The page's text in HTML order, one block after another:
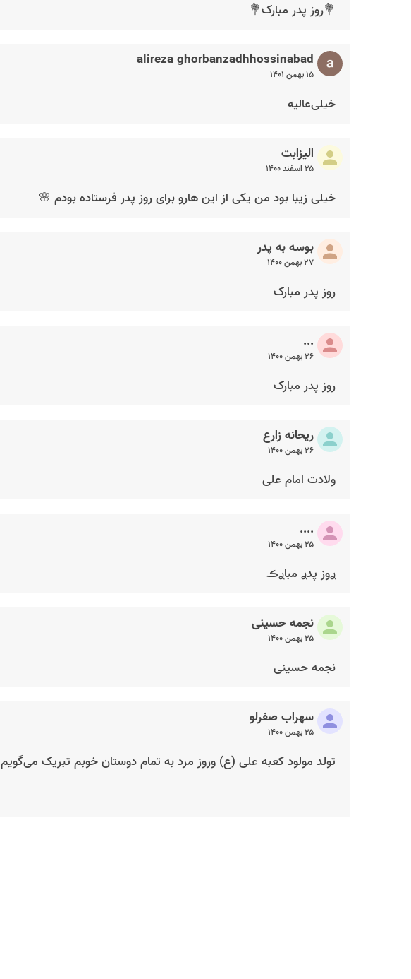
💐روز پدر مبارک💐
alireza ghorbanzadhhossinabad
۱۵ بهمن ۱۴۰۱
خیلی‌عالیه
الیزابت
۲۵ اسفند ۱۴۰۰
خیلی زیبا بود من یکی از این هارو برای روز پدر فرستاده بودم 🌸
بوسه به پدر
۲۷ بهمن ۱۴۰۰
روز پدر مبارک
...
۲۶ بهمن ۱۴۰۰
روز پدر مبارک
ریحانه زارع
۲۶ بهمن ۱۴۰۰
ولادت امام علی
....
۲۵ بهمن ۱۴۰۰
ࢪوز پدࢪ مباࢪڪ
نجمه حسینی
۲۵ بهمن ۱۴۰۰
نجمه حسینی
سهراب صفرلو
۲۵ بهمن ۱۴۰۰
تولد مولود کعبه علی (ع) وروز مرد به تمام دوستان خوبم تبریک می‌گویم